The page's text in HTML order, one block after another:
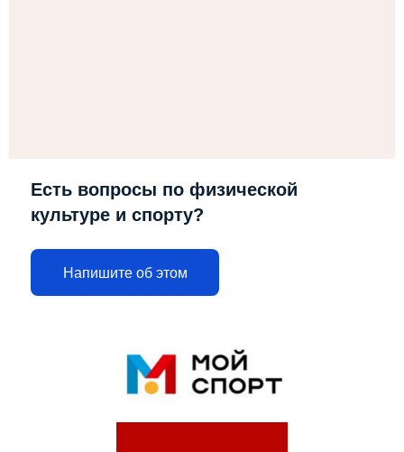
Есть вопросы по физической
культуре и спорту?
Напишите об этом